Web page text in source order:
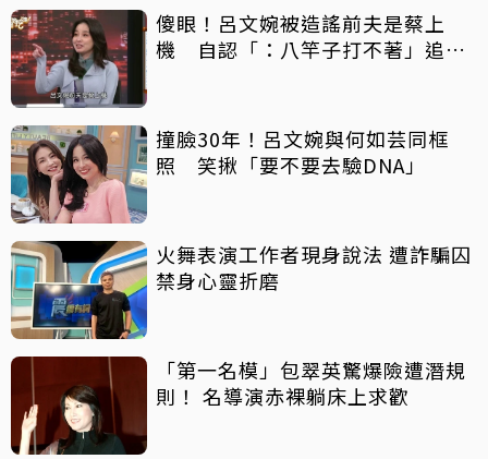
傻眼！呂文婉被造謠前夫是蔡上
機 自認「：八竿子打不著」追查
撞臉30年！呂文婉與何如芸同框
照 笑揪「要不要去驗DNA」
火舞表演工作者現身說法 遭詐騙囚
禁身心靈折磨
「第一名模」包翠英驚爆險遭潛規
則！ 名導演赤裸躺床上求歡